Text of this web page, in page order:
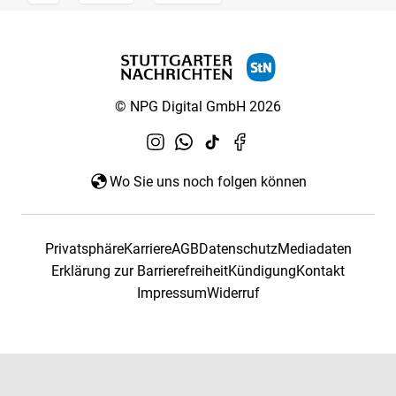
© NPG Digital GmbH 2026
Wo Sie uns noch folgen können
PrivatsphäreKarriereAGBDatenschutzMediadaten
Erklärung zur BarrierefreiheitKündigungKontakt
ImpressumWiderruf